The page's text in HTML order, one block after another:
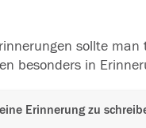
sollte man
besonders in
Erinnerung zu